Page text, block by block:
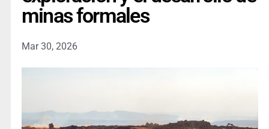
minas formales
Mar 30, 2026